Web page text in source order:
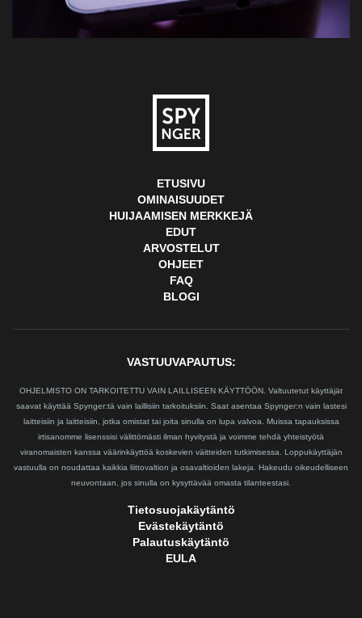
ETUSIVU
OMINAISUUDET
HUIJAAMISEN MERKKEJÄ
EDUT
ARVOSTELUT
OHJEET
FAQ
BLOGI
VASTUUVAPAUTUS:
OHJELMISTO ON TARKOITETTU VAIN LAILLISEEN KÄYTTÖÖN. Valtuutetut käyttäjät
saavat käyttää Spynger:tä vain laillisiin tarkoituksiin. Saat asentaa Spynger:n vain lastesi
laitteisiin ja laitteisiin, jotka omistat tai joita sinulla on lupa valvoa. Muissa tapauksissa
irtisanomme lisenssisi välittömästi ilman hyvitystä ja voimme tehdä yhteistyötä
viranomaisten kanssa väärinkäyttöä koskevien väitteiden tutkimisessa. Loppukäyttäjän
vastuulla on noudattaa kaikkia liittovaltion ja osavaltioiden lakeja. Hakeudu oikeudelliseen
neuvontaan, jos sinulla on kysyttävää omasta tilanteestasi.
Tietosuojakäytäntö
Evästekäytäntö
Palautuskäytäntö
EULA